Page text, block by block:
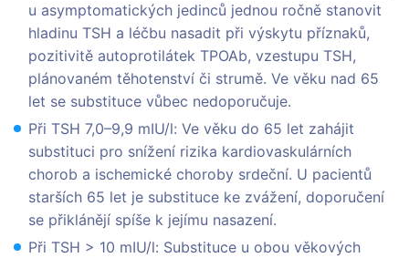
u asymptomatických jedinců jednou ročně stanovit
hladinu TSH a léčbu nasadit při výskytu příznaků,
pozitivitě autoprotilátek TPOAb, vzestupu TSH,
plánovaném těhotenství či strumě. Ve věku nad 65
let se substituce vůbec nedoporučuje.
Při TSH 7,0–9,9 mIU/l: Ve věku do 65 let zahájit
substituci pro snížení rizika kardiovaskulárních
chorob a ischemické choroby srdeční. U pacientů
starších 65 let je substituce ke zvážení, doporučení
se přiklánějí spíše k jejímu nasazení.
Při TSH > 10 mIU/l: Substituce u obou věkových